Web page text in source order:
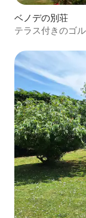
ベノデの別荘
テラス付きのゴ